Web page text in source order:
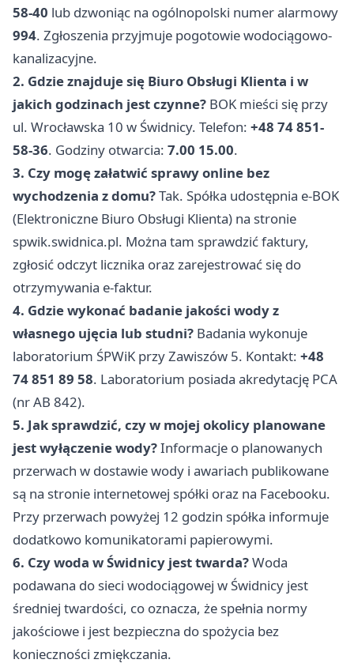
58-40 lub dzwoniąc na ogólnopolski numer alarmowy
994. Zgłoszenia przyjmuje pogotowie wodociągowo-
kanalizacyjne.
2. Gdzie znajduje się Biuro Obsługi Klienta i w
jakich godzinach jest czynne? BOK mieści się przy
ul. Wrocławska 10 w Świdnicy. Telefon: +48 74 851-
58-36. Godziny otwarcia: 7.00 15.00.
3. Czy mogę załatwić sprawy online bez
wychodzenia z domu?Tak. Spółka udostępnia e-BOK
(Elektroniczne Biuro Obsługi Klienta) na stronie
spwik.swidnica.pl. Można tam sprawdzić faktury,
zgłosić odczyt licznika oraz zarejestrować się do
otrzymywania e-faktur.
4. Gdzie wykonać badanie jakości wody z
własnego ujęcia lub studni? Badania wykonuje
laboratorium ŚPWiK przy Zawiszów 5. Kontakt: +48
74 851 89 58. Laboratorium posiada akredytację PCA
(nr AB 842).
5. Jak sprawdzić, czy w mojej okolicy planowane
jest wyłączenie wody?Informacje o planowanych
przerwach w dostawie wody i awariach publikowane
są na stronie internetowej spółki oraz na Facebooku.
Przy przerwach powyżej 12 godzin spółka informuje
dodatkowo komunikatorami papierowymi.
6. Czy woda w Świdnicy jest twarda?Woda
podawana do sieci wodociągowej w Świdnicy jest
średniej twardości, co oznacza, że spełnia normy
jakościowe i jest bezpieczna do spożycia bez
konieczności zmiękczania.